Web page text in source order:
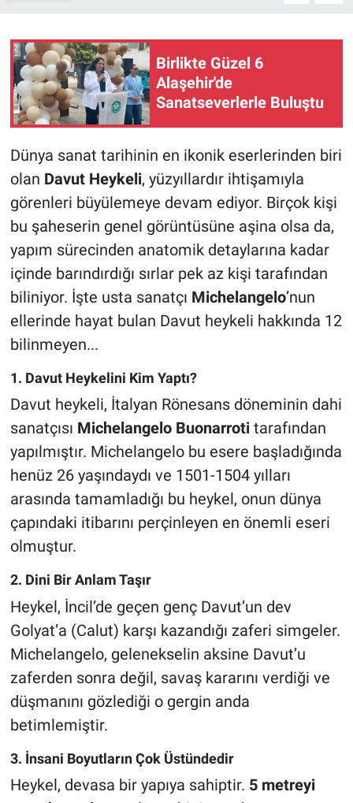
Birlikte Güzel 6
Alaşehir'de
Sanatseverlerle Buluştu
Dünya sanat tarihinin en ikonik eserlerinden biri
olan Davut Heykeli, yüzyıllardır ihtişamıyla
görenleri büyülemeye devam ediyor. Birçok kişi
bu şaheserin genel görüntüsüne aşina olsa da,
yapım sürecinden anatomik detaylarına kadar
içinde barındırdığı sırlar pek az kişi tarafından
biliniyor. İşte usta sanatçı Michelangelo’nun
ellerinde hayat bulan Davut heykeli hakkında 12
bilinmeyen...
1. Davut Heykelini Kim Yaptı?
Davut heykeli, İtalyan Rönesans döneminin dahi
sanatçısı Michelangelo Buonarrotitarafından
yapılmıştır. Michelangelo bu esere başladığında
henüz 26 yaşındaydı ve 1501-1504 yılları
arasında tamamladığı bu heykel, onun dünya
çapındaki itibarını perçinleyen en önemli eseri
olmuştur.
2. Dini Bir Anlam Taşır
Heykel, İncil’de geçen genç Davut’un dev
Golyat’a (Calut) karşı kazandığı zaferi simgeler.
Michelangelo, gelenekselin aksine Davut’u
zaferden sonra değil, savaş kararını verdiği ve
düşmanını gözlediği o gergin anda
betimlemiştir.
3. İnsani Boyutların Çok Üstündedir
Heykel, devasa bir yapıya sahiptir. 5 metreyi